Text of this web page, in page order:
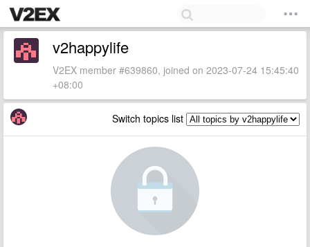
v2happylife
V2EX member #639860, joined on 2023-07-24 15:45:40
+08:00
Switch topics list